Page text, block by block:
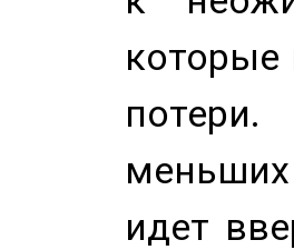
которые
потери.
меньших
идет